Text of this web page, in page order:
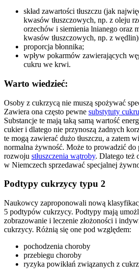
skład zawartości tłuszczu (jak
kwasów tłuszczowych, np. z oleju
orzechów i siemienia lnianego oraz
kwasów tłuszczowych, np. z
proporcja błonnika;
wpływ pokarmów zawierających
cukru we krwi.
Warto wiedzieć:
Osoby z cukrzycą nie muszą spożywać
Zawiera ona często pewne substytuty cukru
Substancje te mają taką samą wartość
cukier i dlatego nie przynoszą żadnych
te mogą zawierać dużo tłuszczu, a zatem
normalna żywność. Może to prowadzić do
rozwoju stłuszczenia wątroby. Dlatego też
w Niemczech sprzedawać specjalnej
Podtypy cukrzycy typu 2
Naukowcy zaproponowali nową
5 podtypów cukrzycy. Podtypy mają
zobrazowanie i leczenie złożoności i
cukrzycy. Różnią się one pod względem:
pochodzenia choroby
przebiegu choroby
ryzyka powikłań związanych z